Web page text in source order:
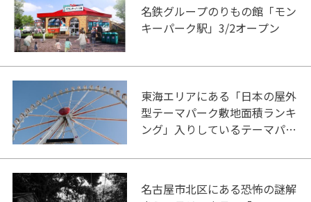
名鉄グループのりもの館「モン
キーパーク駅」3/2オープン
東海エリアにある「日本の屋外
型テーマパーク敷地面積ランキ
ング」入りしているテーマパー
名古屋市北区にある恐怖の謎解